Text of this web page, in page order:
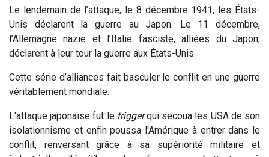
Le lendemain de l’attaque, le 8 décembre 1941, les États-
Unis déclarent la guerre au Japon. Le 11 décembre,
l’Allemagne nazie et l’Italie fasciste, alliées du Japon,
déclarent à leur tour la guerre aux États-Unis.
Cette série d’alliances fait basculer le conflit en une guerre
véritablement mondiale.
L'attaque japonaise fut le triggerqui secoua les USA de son
isolationnisme et enfin poussa l'Amérique à entrer dans le
conflit, renversant grâce à sa supériorité militaire et